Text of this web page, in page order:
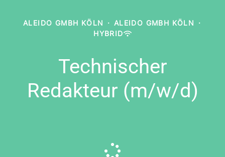
ALEIDO GMBH KÖLN · ALEIDO GMBH KÖLN
·
HYBRID
Technischer
Redakteur (m/w/d)